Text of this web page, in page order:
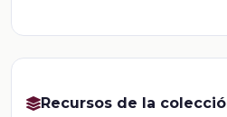
Recursos de la